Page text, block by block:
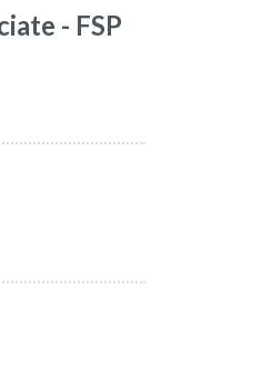
- FSP